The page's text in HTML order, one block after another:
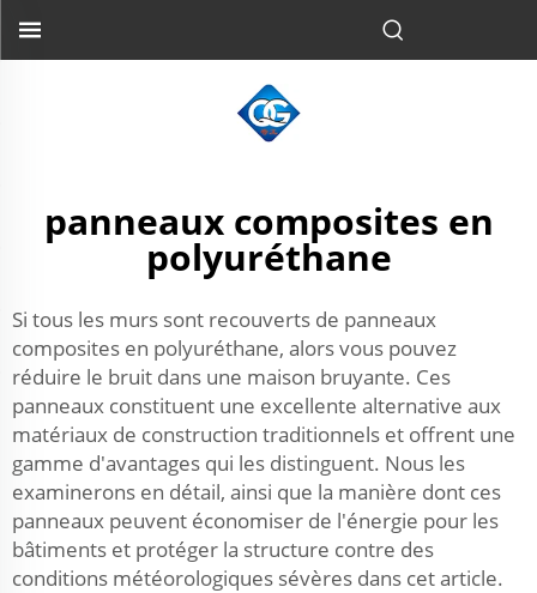
panneaux composites en
polyuréthane
Si tous les murs sont recouverts de panneaux
composites en polyuréthane, alors vous pouvez
réduire le bruit dans une maison bruyante. Ces
panneaux constituent une excellente alternative aux
matériaux de construction traditionnels et offrent une
gamme d'avantages qui les distinguent. Nous les
examinerons en détail, ainsi que la manière dont ces
panneaux peuvent économiser de l'énergie pour les
bâtiments et protéger la structure contre des
conditions météorologiques sévères dans cet article.